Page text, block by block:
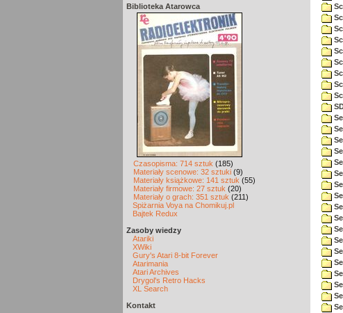
Biblioteka Atarowca
Czasopisma: 714 sztuk (185)
Materiały scenowe: 32 sztuki (9)
Materiały książkowe: 141 sztuk (55)
Materiały firmowe: 27 sztuk (20)
Materiały o grach: 351 sztuk (211)
Spiżarnia Voya na Chomikuj.pl
Bajtek Redux
Zasoby wiedzy
Atariki
XWiki
Gury's Atari 8-bit Forever
Atarimania
Atari Archives
Drygol's Retro Hacks
XL Search
Kontakt